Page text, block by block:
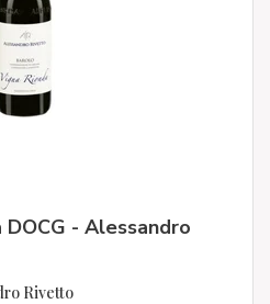
- Alessandro
Rivetto